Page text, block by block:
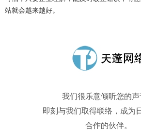
站就会越来越好。
我们很乐意倾听您的声
即刻与我们取得联络，成为
合作的伙伴。